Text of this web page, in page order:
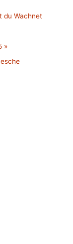
du Wachnet
»